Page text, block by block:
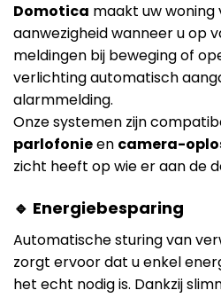
Domotica maakt uw woning
aanwezigheid wanneer u op
meldingen bij beweging of
verlichting automatisch
alarmmelding.
Onze systemen zijn
parlofonieen camera-
zicht heeft op wie er aan de
🔹 Energiebesparing
Automatische sturing van
zorgt ervoor dat u enkel
het echt nodig is. Dankzij